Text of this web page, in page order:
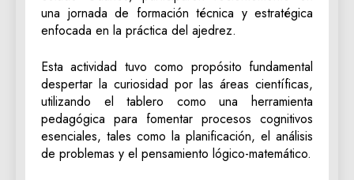
una jornada de formación técnica y estratégica
enfocada en la práctica del ajedrez.
Esta actividad tuvo como propósito fundamental
despertar la curiosidad por las áreas científicas,
utilizando el tablero como una herramienta
pedagógica para fomentar procesos cognitivos
esenciales, tales como la planificación, el análisis
de problemas y el pensamiento lógico-matemático.